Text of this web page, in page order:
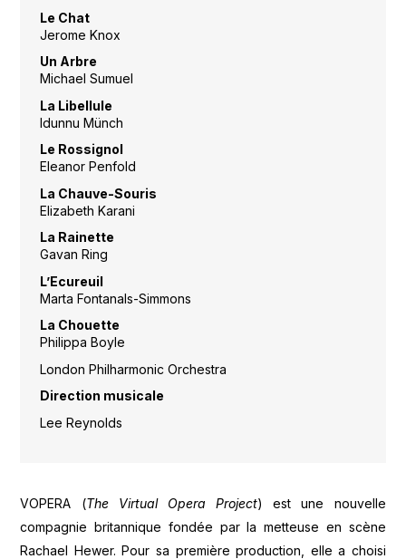
Le Chat
Jerome Knox
Un Arbre
Michael Sumuel
La Libellule
Idunnu Münch
Le Rossignol
Eleanor Penfold
La Chauve-Souris
Elizabeth Karani
La Rainette
Gavan Ring
L’Ecureuil
Marta Fontanals-Simmons
La Chouette
Philippa Boyle
London Philharmonic Orchestra
Direction musicale
Lee Reynolds
VOPERA (The Virtual Opera Project) est une nouvelle
compagnie britannique fondée par la metteuse en scène
Rachael Hewer. Pour sa première production, elle a choisi